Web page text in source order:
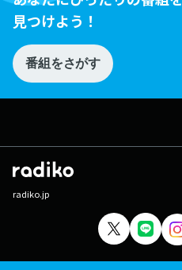
見つけよう！
番組をさがす
radiko.jp